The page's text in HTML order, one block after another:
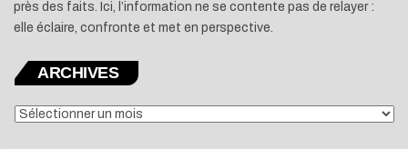
près des faits. Ici, l’information ne se contente pas de relayer :
elle éclaire, confronte et met en perspective.
ARCHIVES
ARCHIVES